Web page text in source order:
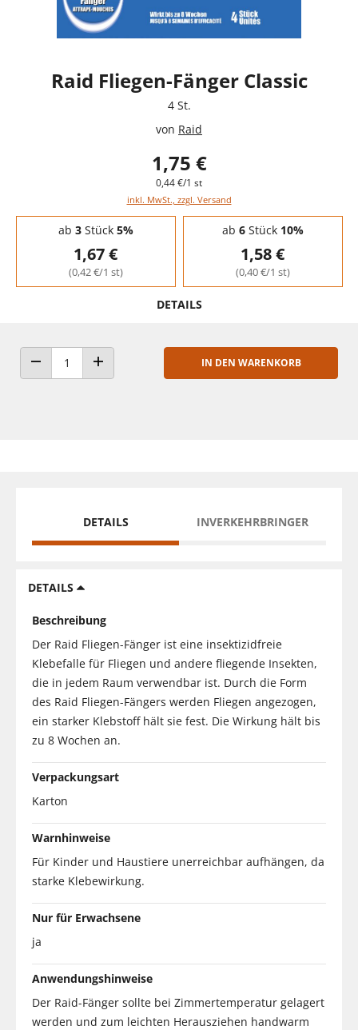
Raid Fliegen-Fänger Classic
4 St.
von Raid
1,75 €
0,44 €/1 st
inkl. MwSt., zzgl. Versand
Staffelpreise - Mengenrabatt
ab 3Stück 5%
1,67 €
(0,42 €/1 st)
ab 6Stück 10%
1,58 €
(0,40 €/1 st)
DETAILS
ANZAHL VERRINGERNANZAHL ERHÖHEN
IN DEN WARENKORB
DETAILS INVERKEHRBRINGER
DETAILS
Beschreibung
Der Raid Fliegen-Fänger ist eine insektizidfreie
Klebefalle für Fliegen und andere fliegende Insekten,
die in jedem Raum verwendbar ist. Durch die Form
des Raid Fliegen-Fängers werden Fliegen angezogen,
ein starker Klebstoff hält sie fest. Die Wirkung hält bis
zu 8 Wochen an.
Verpackungsart
Karton
Warnhinweise
Für Kinder und Haustiere unerreichbar aufhängen, da
starke Klebewirkung.
Nur für Erwachsene
ja
Anwendungshinweise
Der Raid-Fänger sollte bei Zimmertemperatur gelagert
werden und zum leichten Herausziehen handwarm